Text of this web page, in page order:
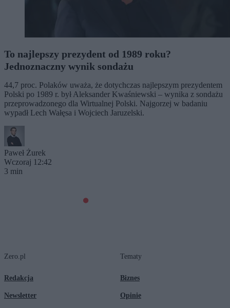
To najlepszy prezydent od 1989 roku?
Jednoznaczny wynik sondażu
44,7 proc. Polaków uważa, że dotychczas najlepszym prezydentem
Polski po 1989 r. był Aleksander Kwaśniewski – wynika z sondażu
przeprowadzonego dla Wirtualnej Polski. Najgorzej w badaniu
wypadł Lech Wałęsa i Wojciech Jaruzelski.
Paweł Żurek
Wczoraj 12:42
3 min
Zero.pl
Redakcja
Newsletter
Tematy
Biznes
Opinie